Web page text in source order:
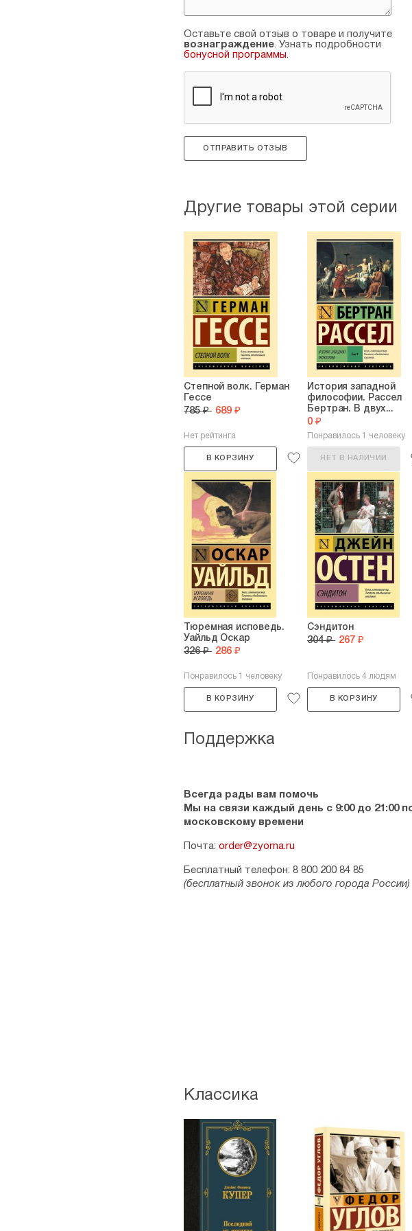
Оставьте свой отзыв о товаре и получите
вознаграждение. Узнать подробности
бонусной программы.
ОТПРАВИТЬ ОТЗЫВ
Другие товары этой серии
Степной волк. Герман
Гессе
785 ₽ 689 ₽
Нет рейтинга
В КОРЗИНУ
История западной
философии. Рассел
Бертран. В двух...
0 ₽
Понравилось 1 человеку
НЕТ В НАЛИЧИИ
Тюремная исповедь.
Уайльд Оскар
326 ₽ 286 ₽
Понравилось 1 человеку
В КОРЗИНУ
Сэндитон
304 ₽ 267 ₽
Понравилось 4 людям
В КОРЗИНУ
Поддержка
Всегда рады вам помочь
Мы на связи каждый день с 9:00 до 21:00
московскому времени
Почта: order@zyorna.ru
Бесплатный телефон: 8 800 200 84 85
(бесплатный звонок из любого города России)
Классика